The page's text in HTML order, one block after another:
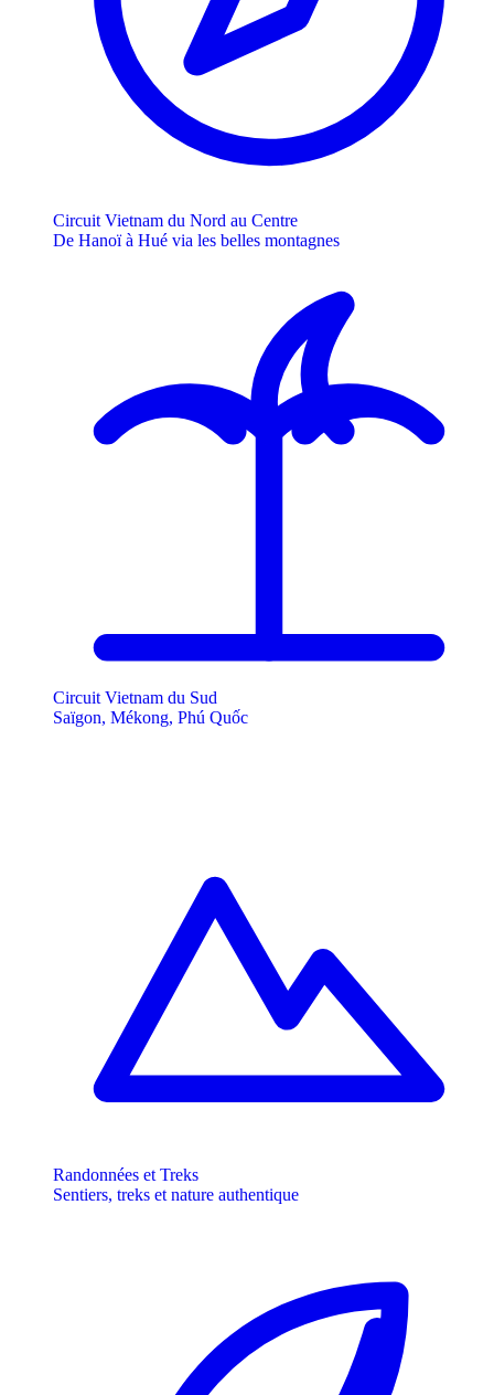
Circuit Vietnam du Nord au Centre
De Hanoï à Hué via les belles montagnes
Circuit Vietnam du Sud
Saïgon, Mékong, Phú Quốc
Randonnées et Treks
Sentiers, treks et nature authentique